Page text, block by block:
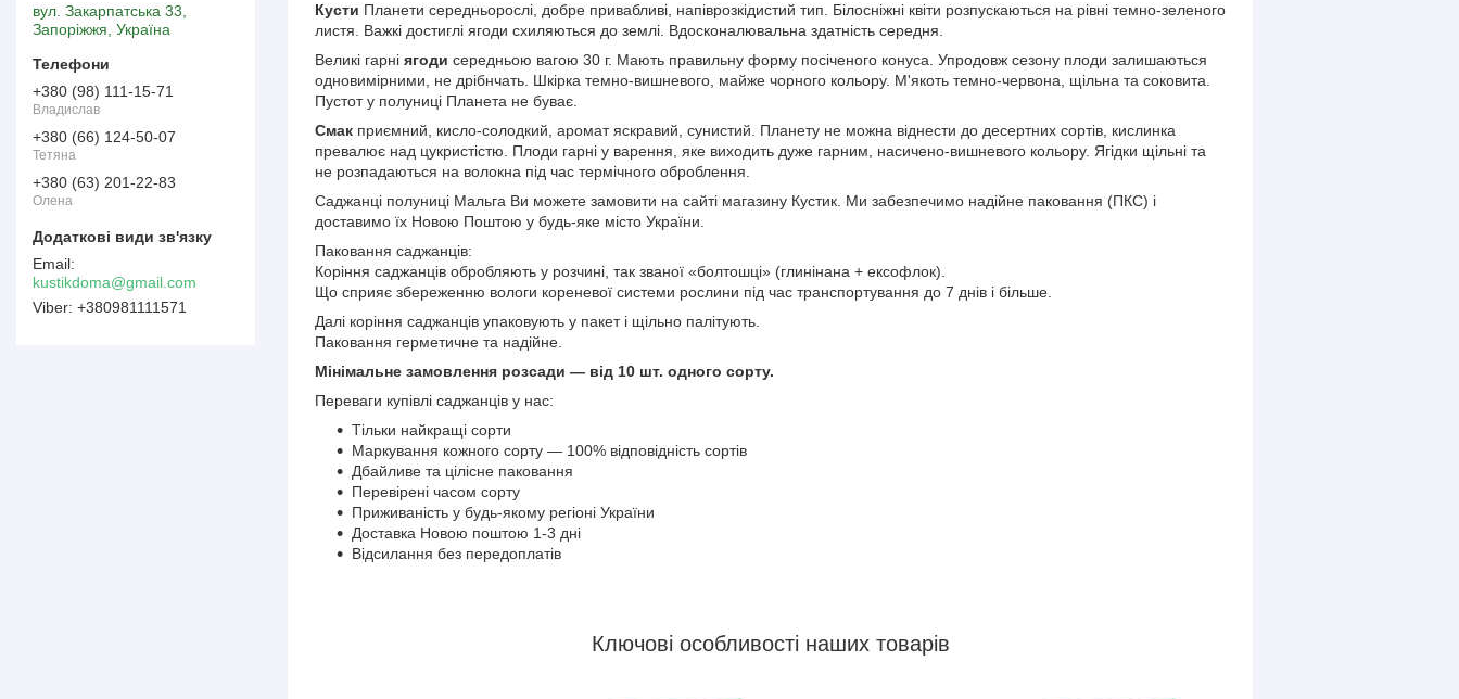
Кусти Планети середньорослі, добре привабливі, напіврозкідистий тип. Білосніжні квіти розпускаються на рівні темно-зеленого
листя. Важкі достиглі ягоди схиляються до землі. Вдосконалювальна здатність середня.
Великі гарні ягоди середньою вагою 30 г. Мають правильну форму посіченого конуса. Упродовж сезону плоди залишаються
одновимірними, не дрібнчать. Шкірка темно-вишневого, майже чорного кольору. М'якоть темно-червона, щільна та соковита.
Пустот у полуниці Планета не буває.
Смак приємний, кисло-солодкий, аромат яскравий, сунистий. Планету не можна віднести до десертних сортів, кислинка
превалює над цукристістю. Плоди гарні у варення, яке виходить дуже гарним, насичено-вишневого кольору. Ягідки щільні та
не розпадаються на волокна під час термічного оброблення.
Саджанці полуниці Мальга Ви можете замовити на сайті магазину Кустик. Ми забезпечимо надійне паковання (ПКС) і
доставимо їх Новою Поштою у будь-яке місто України.
Паковання саджанців:
Коріння саджанців обробляють у розчині, так званої «болтошці» (глинінана + ексофлок).
Що сприяє збереженню вологи кореневої системи рослини під час транспортування до 7 днів і більше.
Далі коріння саджанців упаковують у пакет і щільно палітують.
Паковання герметичне та надійне.
Мінімальне замовлення розсади — від 10 шт. одного сорту.
Переваги купівлі саджанців у нас:
Тільки найкращі сорти
Маркування кожного сорту — 100% відповідність сортів
Дбайливе та цілісне паковання
Перевірені часом сорту
Приживаність у будь-якому регіоні України
Доставка Новою поштою 1-3 дні
Відсилання без передоплатів
Ключові особливості наших товарів
вул. Закарпатська 33,
Запоріжжя, Україна
+380 (98) 111-15-71
Владислав
+380 (66) 124-50-07
Тетяна
+380 (63) 201-22-83
Олена
kustikdoma@gmail.com
+380981111571